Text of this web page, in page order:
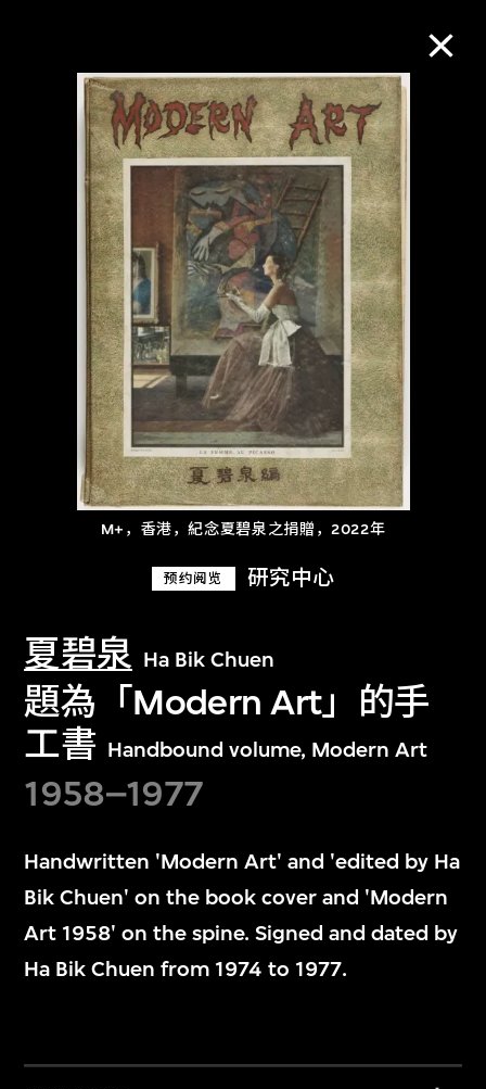
M+，香港，紀念夏碧泉之捐贈，2022年
预约阅览 研究中心
夏碧泉 Ha Bik Chuen
題為「Modern Art」的手
工書 Handbound volume, Modern Art
1958–1977
Handwritten 'Modern Art' and 'edited by Ha
Bik Chuen' on the book cover and 'Modern
Art 1958' on the spine. Signed and dated by
Ha Bik Chuen from 1974 to 1977.
M+藏品
进一步筛选
关于M+藏品
探索世界顶级的二十及二十一世纪视觉
文化藏品。